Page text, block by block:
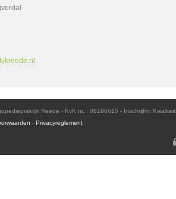
Reede - KvK nr. : 08196615 - Inschrijfnr.
- Privacyreglement